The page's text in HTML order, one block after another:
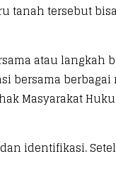
tanah tersebut
atau langkah
bersama
Masyarakat
identifikasi.